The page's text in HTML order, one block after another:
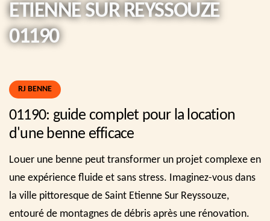
ETIENNE SUR REYSSOUZE
01190
RJ BENNE
01190: guide complet pour la location
d'une benne efficace
Louer une benne peut transformer un projet complexe en
une expérience fluide et sans stress. Imaginez-vous dans
la ville pittoresque de Saint Etienne Sur Reyssouze,
entouré de montagnes de débris après une rénovation.